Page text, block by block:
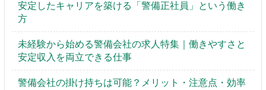
安定したキャリアを築ける「警備正社員」という働き
方
未経験から始める警備会社の求人特集｜働きやすさと
安定収入を両立できる仕事
警備会社の掛け持ちは可能？メリット・注意点・効率